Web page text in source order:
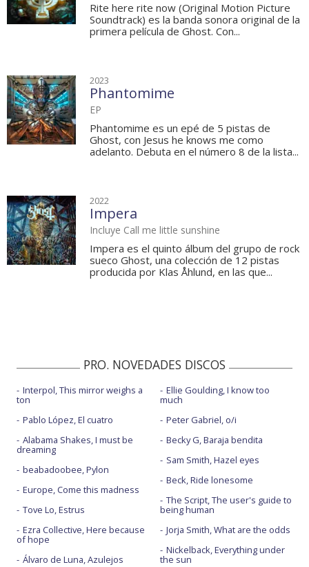
Rite here rite now (Original Motion Picture
Soundtrack) es la banda sonora original de la
primera película de Ghost. Con...
2023
Phantomime
EP
Phantomime es un epé de 5 pistas de
Ghost, con Jesus he knows me como
adelanto. Debuta en el número 8 de la lista...
2022
Impera
Incluye Call me little sunshine
Impera es el quinto álbum del grupo de rock
sueco Ghost, una colección de 12 pistas
producida por Klas Åhlund, en las que...
PRO. NOVEDADES DISCOS
Interpol, This mirror weighs a
ton
Pablo López, El cuatro
Alabama Shakes, I must be
dreaming
beabadoobee, Pylon
Europe, Come this madness
Tove Lo, Estrus
Ezra Collective, Here because
of hope
Álvaro de Luna, Azulejos
Ellie Goulding, I know too
much
Peter Gabriel, o/i
Becky G, Baraja bendita
Sam Smith, Hazel eyes
Beck, Ride lonesome
The Script, The user's guide to
being human
Jorja Smith, What are the odds
Nickelback, Everything under
the sun